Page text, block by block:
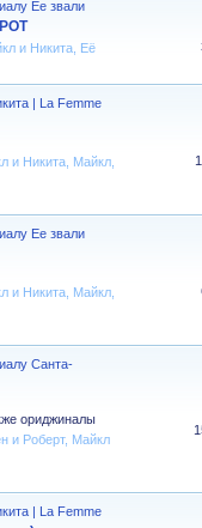
Ее звали
и Никита Её
| La Femme
и Никита Майкл
Ее звали
и Никита Майкл
Санта-
ориджиналы
и Роберт, Майкл
| La Femme